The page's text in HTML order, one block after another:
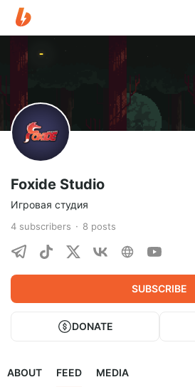
Foxide Studio
Игровая студия
4 subscribers 8 posts
SUBSCRIBE
DONATE
ABOUT FEED MEDIA